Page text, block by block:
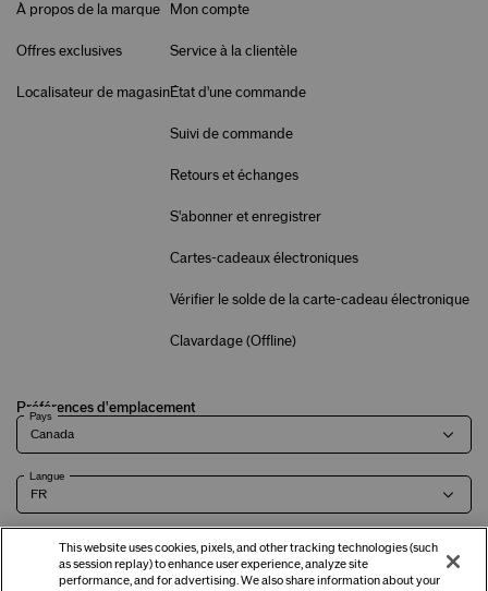
À propos de la marque
Offres exclusives
Localisateur de magasin
Mon compte
Service à la clientèle
État d'une commande
Suivi de commande
Retours et échanges
S'abonner et enregistrer
Cartes-cadeaux électroniques
Vérifier le solde de la carte-cadeau électronique
Clavardage (Offline)
Préférences d'emplacement
Pays
Langue
ModalitésPolitique de Renseignements sur l'entreprise et Carrières
This website uses cookies, pixels, and other tracking technologies (such
as session replay) to enhance user experience, analyze site
performance, and for advertising. We also share information about your